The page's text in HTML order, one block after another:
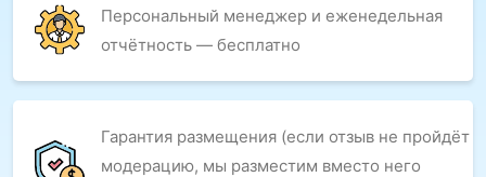
Персональный менеджер и еженедельная
отчётность — бесплатно
Гарантия размещения (если отзыв не пройдёт
модерацию, мы разместим вместо него